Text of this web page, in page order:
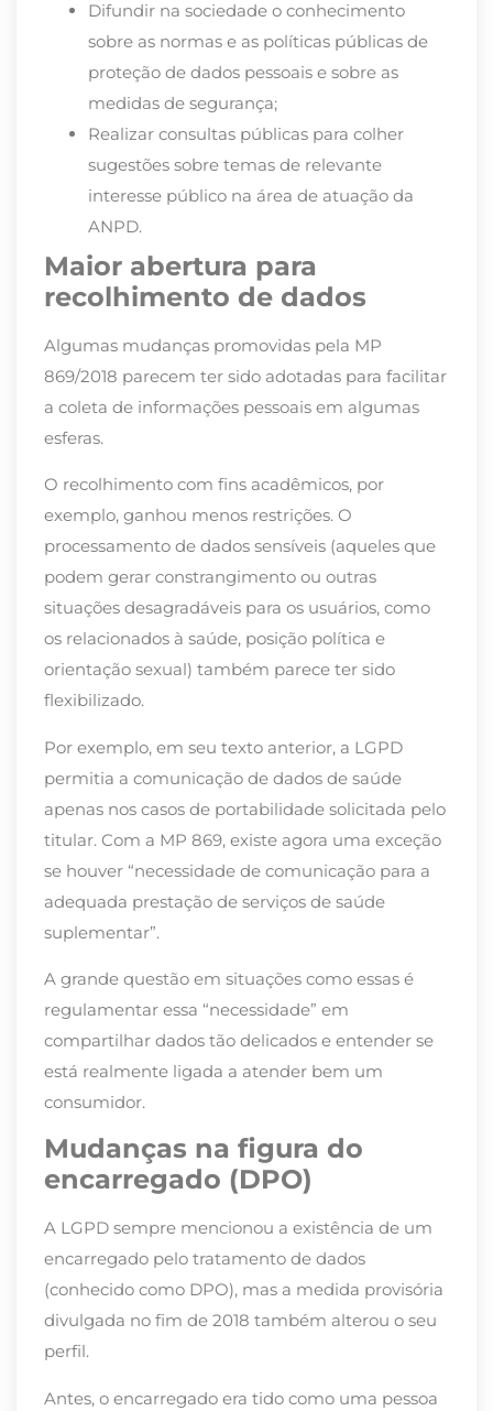
Difundir na sociedade o conhecimento
sobre as normas e as políticas públicas de
proteção de dados pessoais e sobre as
medidas de segurança;
Realizar consultas públicas para colher
sugestões sobre temas de relevante
interesse público na área de atuação da
ANPD.
Maior abertura para
recolhimento de dados
Algumas mudanças promovidas pela MP
869/2018 parecem ter sido adotadas para facilitar
a coleta de informações pessoais em algumas
esferas.
O recolhimento com fins acadêmicos, por
exemplo, ganhou menos restrições. O
processamento de dados sensíveis (aqueles que
podem gerar constrangimento ou outras
situações desagradáveis para os usuários, como
os relacionados à saúde, posição política e
orientação sexual) também parece ter sido
flexibilizado.
Por exemplo, em seu texto anterior, a LGPD
permitia a comunicação de dados de saúde
apenas nos casos de portabilidade solicitada pelo
titular. Com a MP 869, existe agora uma exceção
se houver “necessidade de comunicação para a
adequada prestação de serviços de saúde
suplementar”.
A grande questão em situações como essas é
regulamentar essa “necessidade” em
compartilhar dados tão delicados e entender se
está realmente ligada a atender bem um
consumidor.
Mudanças na figura do
encarregado (DPO)
A LGPD sempre mencionou a existência de um
encarregado pelo tratamento de dados
(conhecido como DPO), mas a medida provisória
divulgada no fim de 2018 também alterou o seu
perfil.
Antes, o encarregado era tido como uma pessoa